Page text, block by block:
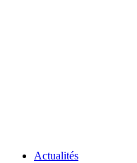
Actualités